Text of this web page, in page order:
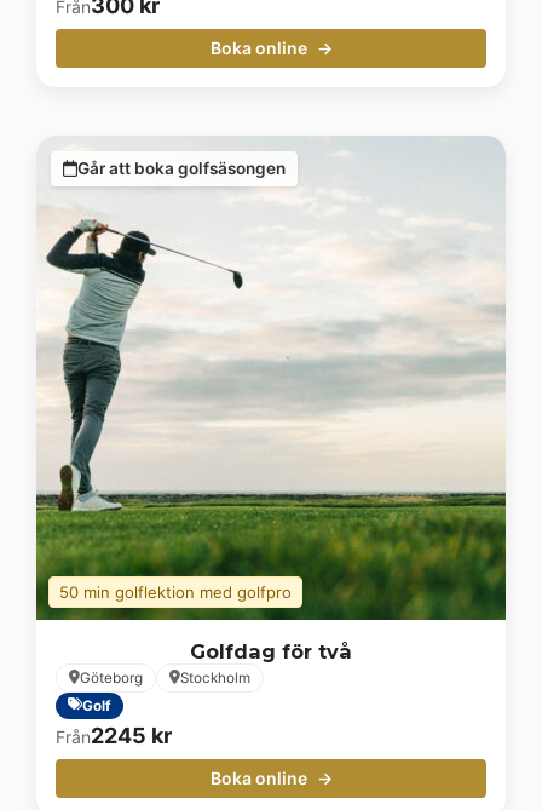
Från300 kr
Boka online
Går att boka golfsäsongen
50 min golflektion med golfpro
Golfdag för två
Göteborg
Stockholm
Golf
Från2245 kr
Boka online